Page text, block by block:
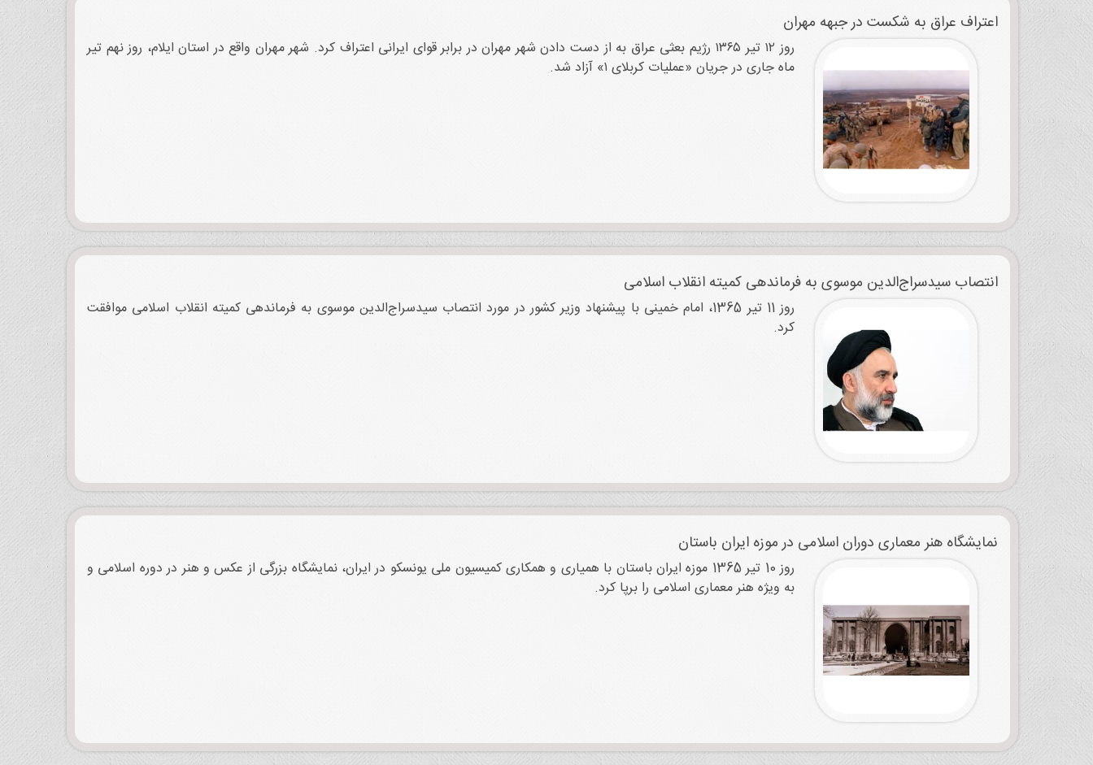
اعتراف عراق به شکست در جبهه مهران
روز ۱۲ تیر ۱۳۶۵ رژیم بعثی عراق به از دست دادن شهر مهران در برابر قوای ایرانی اعتراف کرد. شهر مهران واقع در استان ایلام، روز نهم تیر
ماه جاری در جریان «عملیات کربلای ۱» آزاد شد.
انتصاب سیدسراج‌الدین موسوی به فرماندهی کمیته انقلاب اسلامی
روز 11 تیر 1365، امام خمینی با پیشنهاد وزیر کشور در مورد انتصاب سیدسراج‌الدین موسوی به فرماندهی کمیته انقلاب اسلامی موافقت
کرد.
نمایشگاه هنر معماری دوران اسلامی در موزه ایران باستان
روز 10 تیر 1365 موزه ایران باستان با همیاری و همکاری کمیسیون ملی یونسکو در ایران، نمایشگاه بزرگی از عکس و هنر در دوره اسلامی و
به ویژه هنر معماری اسلامی را برپا کرد.